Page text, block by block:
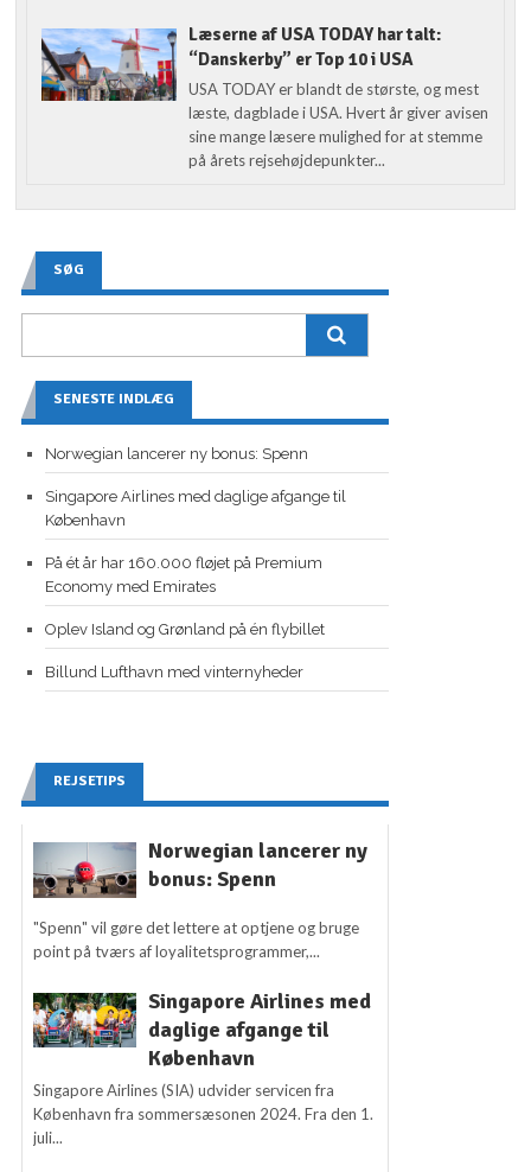
Læserne af USA TODAY har talt:
“Danskerby” er Top 10 i USA
USA TODAY er blandt de største, og mest
læste, dagblade i USA. Hvert år giver avisen
sine mange læsere mulighed for at stemme
på årets rejsehøjdepunkter...
SØG
SENESTE INDLÆG
Norwegian lancerer ny bonus: Spenn
Singapore Airlines med daglige afgange til
København
På ét år har 160.000 fløjet på Premium
Economy med Emirates
Oplev Island og Grønland på én flybillet
Billund Lufthavn med vinternyheder
REJSETIPS
Norwegian lancerer ny
bonus: Spenn
"Spenn" vil gøre det lettere at optjene og bruge
point på tværs af loyalitetsprogrammer,...
Singapore Airlines med
daglige afgange til
København
Singapore Airlines (SIA) udvider servicen fra
København fra sommersæsonen 2024. Fra den 1.
juli...